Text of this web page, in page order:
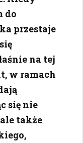
do
przestaje
na tej
w ramach
się nie
także